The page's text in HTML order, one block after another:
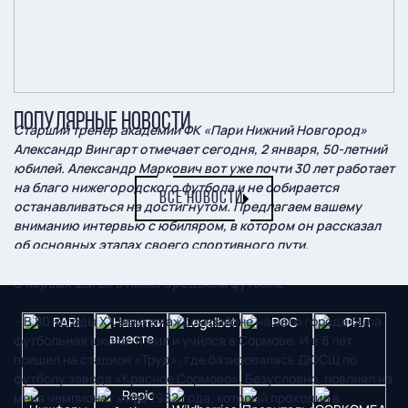
Старший тренер академии ФК «Пари Нижний Новгород»
Александр Вингарт отмечает сегодня, 2 января, 50-летний
юбилей. Александр Маркович вот уже почти 30 лет работает
на благо нижегородского футбола и не собирается
останавливаться на достигнутом. Предлагаем вашему
вниманию интервью с юбиляром, в котором он рассказал
об основных этапах своего спортивного пути.
О первых шагах в нижегородском футболе
– В 80-е годы ХХ века в каждом районе нашего города была
футбольная школа. Я жил и учился в Сормове. И в 8 лет
пришел на стадион «Труд», где базировалась ДЮСШ по
футболу завода «Красное Сормово». Безусловно, повлиял на
меня чемпионат мира 1982 года, который проходил в
ПОПУЛЯРНЫЕ НОВОСТИ
ВСЕ НОВОСТИ